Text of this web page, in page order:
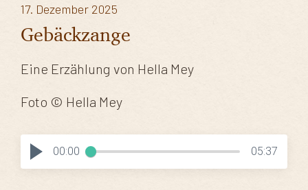
17. Dezember 2025
Gebäckzange
Eine Erzählung von Hella Mey
Foto © Hella Mey
00:00 05:37